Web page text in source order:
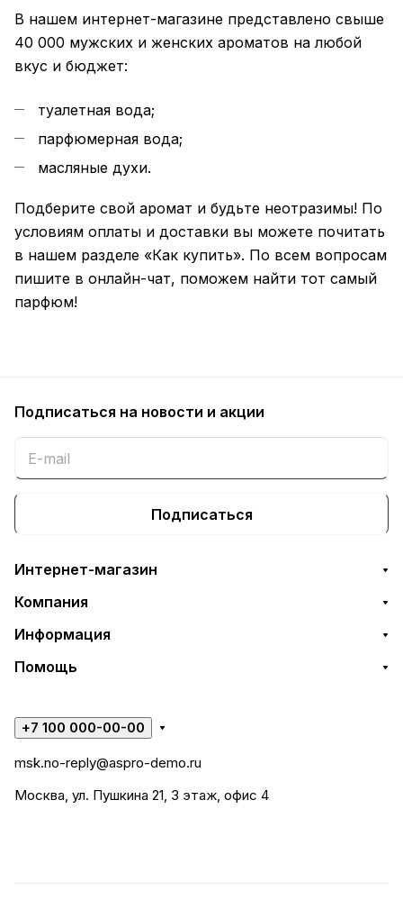
В нашем интернет-магазине представлено свыше
40 000 мужских и женских ароматов на любой
вкус и бюджет:
туалетная вода;
парфюмерная вода;
масляные духи.
Подберите свой аромат и будьте неотразимы! По
условиям оплаты и доставки вы можете почитать
в нашем разделе «Как купить». По всем вопросам
пишите в онлайн-чат, поможем найти тот самый
парфюм!
Подписаться на новости и акции
Подписаться
Интернет-магазин
Компания
Информация
Помощь
+7 100 000-00-00
msk.no-reply@aspro-demo.ru
Москва, ул. Пушкина 21, 3 этаж, офис 4